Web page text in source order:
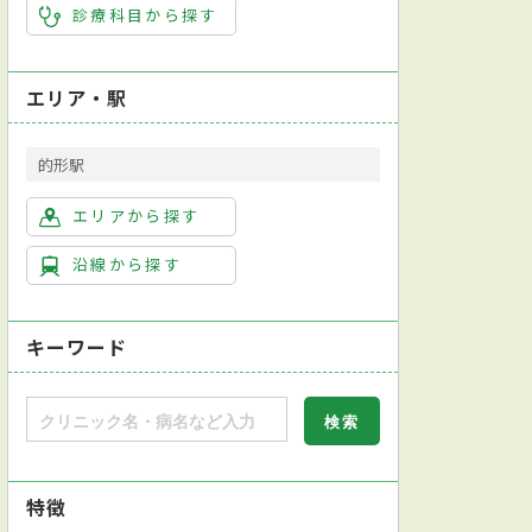
診療科目から探す
エリア・駅
的形駅
エリアから探す
沿線から探す
キーワード
特徴